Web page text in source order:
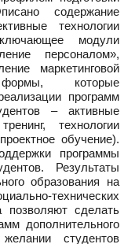
содержание
технологии
модули
персоналом»,
маркетинговой
которые
программ
– активные
технологии
обучение).
программы
Результаты
образования на
технических
позволяют сделать
дополнительного
студентов